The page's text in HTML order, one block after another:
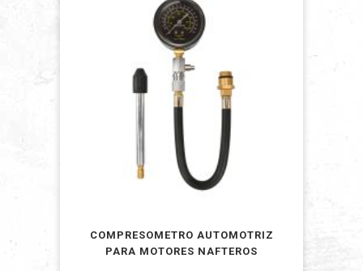
COMPRESOMETRO AUTOMOTRIZ
PARA MOTORES NAFTEROS